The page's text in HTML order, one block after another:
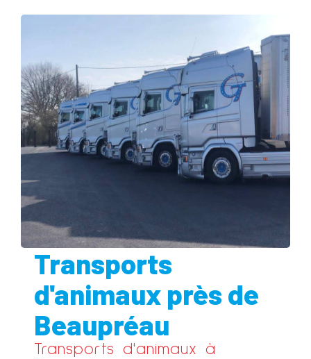
Transports
d'animaux près de
Beaupréau
Transports d'animaux à